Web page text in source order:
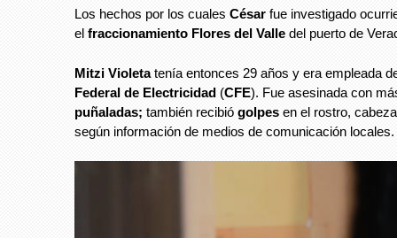
Los hechos por los cuales César fue investigado
el fraccionamiento Flores del Valle del puerto de
Mitzi Violetatenía entonces 29 años y era empleada
Federal de Electricidad (CFE). Fue asesinada con
puñaladas; también recibió golpes en el rostro,
según información de medios de comunicación locales.